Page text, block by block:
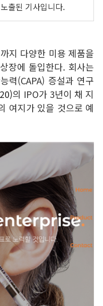
출된 기사입니다.
지 다양한 미용 제품을
장에 돌입한다. 회사는
력(CAPA) 증설과 연구
의 IPO가 3년이 채 지
여지가 있을 것으로 예